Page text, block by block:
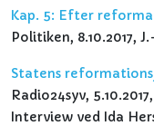
Kap. 5: Efter
Politiken, 8.10.2017,
Statens
Radio24syv,
Interview ved Ida